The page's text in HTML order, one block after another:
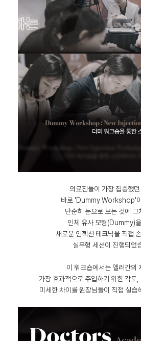
의료진들이 가장 집중했
바로 'Dummy Workshop'
단순히 눈으로 보는 것에 그
인체 유사 모형(Dummy)
새로운 인젝션 테크닉을 직접
실무형 세션이 진행되었
이 워크숍에서는 엘러간의
가장 효과적으로 주입하기 위한 각도
미세한 차이를 원장님들이 직접 실습